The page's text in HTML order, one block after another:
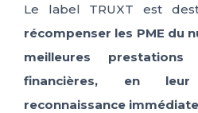
Le label TRUXT est
récompenser les PME du
meilleures prestations
financières, en
reconnaissance